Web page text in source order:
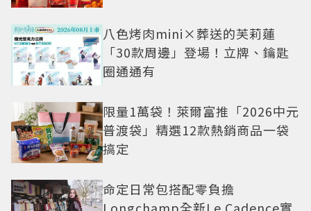
八色烤肉mini×葬送的芙莉蓮
「30款周邊」登場！立牌、鑰匙
圈通通有
限量1萬袋！萊爾富推「2026中元
普渡袋」精選12款熱銷商品一袋
搞定
命定日常包搭配零負擔